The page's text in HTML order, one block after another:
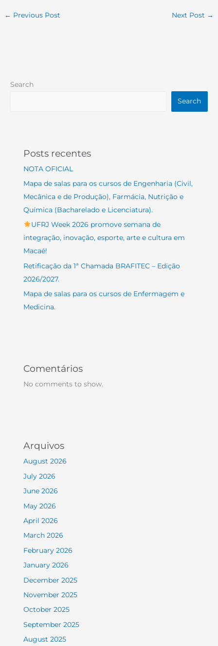
← Previous Post Next Post →
Search
Search
Posts recentes
NOTA OFICIAL
Mapa de salas para os cursos de Engenharia (Civil,
Mecânica e de Produção), Farmácia, Nutrição e
Química (Bacharelado e Licenciatura).
UFRJ Week 2026 promove semana de
integração, inovação, esporte, arte e cultura em
Macaé!
Retificação da 1ª Chamada BRAFITEC – Edição
2026/2027.
Mapa de salas para os cursos de Enfermagem e
Medicina.
Comentários
No comments to show.
Arquivos
August 2026
July 2026
June 2026
May 2026
April 2026
March 2026
February 2026
January 2026
December 2025
November 2025
October 2025
September 2025
August 2025